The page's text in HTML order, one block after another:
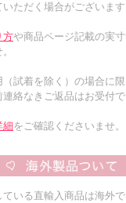
ただく場合がございます
方や商品ページ記載の実
試着を除く）の場合に限
絡なきご返品はお受付
細をご確認くださいませ。
いる直輸入商品は海外